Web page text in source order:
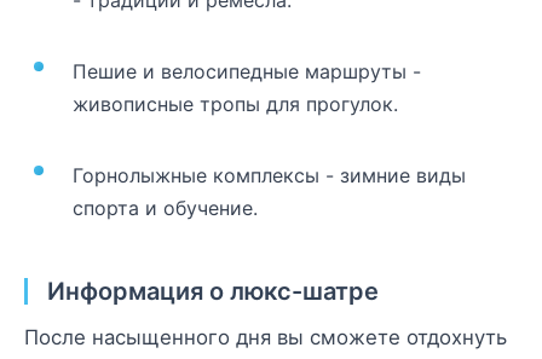
Пешие и велосипедные маршруты -
живописные тропы для прогулок.
Горнолыжные комплексы - зимние виды
спорта и обучение.
Информация о люкс-шатре
После насыщенного дня вы сможете отдохнуть